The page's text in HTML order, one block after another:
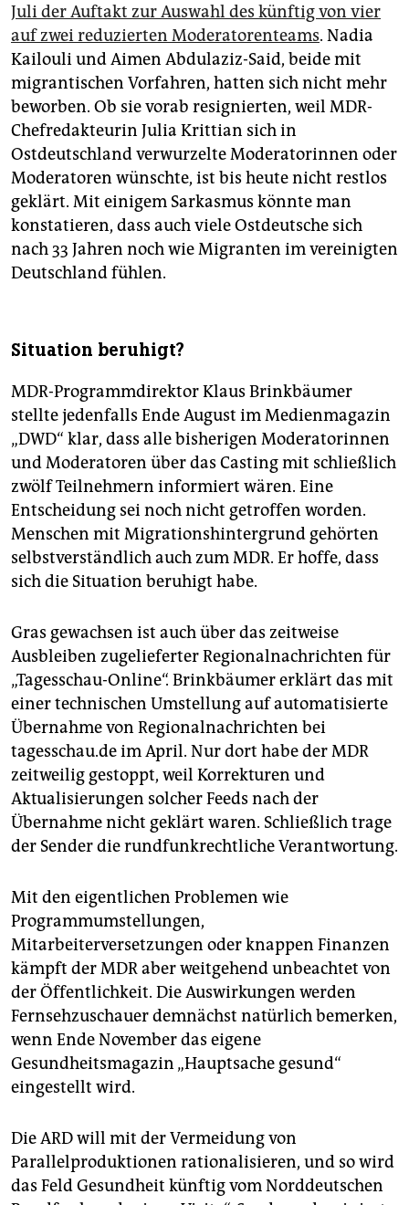
Juli der Auftakt zur Auswahl des künftig von vier
auf zwei reduzierten Moderatorenteams. Nadia
Kailouli und Aimen Abdulaziz-Said, beide mit
migrantischen Vorfahren, hatten sich nicht mehr
beworben. Ob sie vorab resignierten, weil MDR-
Chefredakteurin Julia Krittian sich in
Ostdeutschland verwurzelte Moderatorinnen oder
Moderatoren wünschte, ist bis heute nicht restlos
geklärt. Mit einigem Sarkasmus könnte man
konstatieren, dass auch viele Ostdeutsche sich
nach 33 Jahren noch wie Migranten im vereinigten
Deutschland fühlen.
Situation beruhigt?
MDR-Programmdirektor Klaus Brinkbäumer
stellte jedenfalls Ende August im Medienmagazin
„DWD“ klar, dass alle bisherigen Moderatorinnen
und Moderatoren über das Casting mit schließlich
zwölf Teilnehmern informiert wären. Eine
Entscheidung sei noch nicht getroffen worden.
Menschen mit Migrationshintergrund gehörten
selbstverständlich auch zum MDR. Er hoffe, dass
sich die Situation beruhigt habe.
Gras gewachsen ist auch über das zeitweise
Ausbleiben zugelieferter Regionalnachrichten für
„Tagesschau-Online“. Brinkbäumer erklärt das mit
einer technischen Umstellung auf automatisierte
Übernahme von Regionalnachrichten bei
tagesschau.de im April. Nur dort habe der MDR
zeitweilig gestoppt, weil Korrekturen und
Aktualisierungen solcher Feeds nach der
Übernahme nicht geklärt waren. Schließlich trage
der Sender die rundfunkrechtliche Verantwortung.
Mit den eigentlichen Problemen wie
Programmumstellungen,
Mitarbeiterversetzungen oder knappen Finanzen
kämpft der MDR aber weitgehend unbeachtet von
der Öffentlichkeit. Die Auswirkungen werden
Fernsehzuschauer demnächst natürlich bemerken,
wenn Ende November das eigene
Gesundheitsmagazin „Hauptsache gesund“
eingestellt wird.
Die ARD will mit der Vermeidung von
Parallelproduktionen rationalisieren, und so wird
das Feld Gesundheit künftig vom Norddeutschen